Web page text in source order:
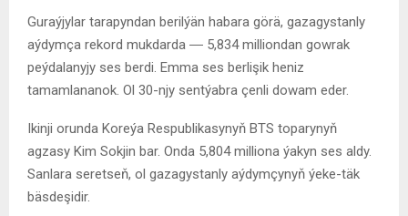
Guraýjylar tarapyndan berilýän habara görä, gazagystanly
aýdymça rekord mukdarda ― 5,834 milliondan gowrak
peýdalanyjy ses berdi. Emma ses berlişik heniz
tamamlananok. Ol 30-njy sentýabra çenli dowam eder.
Ikinji orunda Koreýa Respublikasynyň BTS toparynyň
agzasy Kim Sokjin bar. Onda 5,804 milliona ýakyn ses aldy.
Sanlara seretseň, ol gazagystanly aýdymçynyň ýeke-täk
bäsdeşidir.